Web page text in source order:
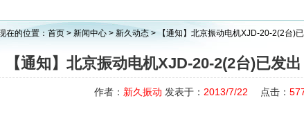
在的位置： 首页 > 新闻中心 > 新久动态 > 【通知】北京振动电机XJD-20-2(2台)
【通知】北京振动电机XJD-20-2(2台)已发
作者： 新久振动 发表于： 2013/7/22 点击：